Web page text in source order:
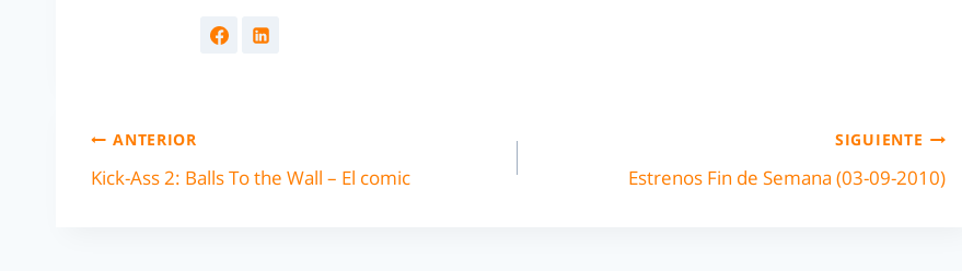
ANTERIOR
Kick-Ass 2: Balls To the Wall – El comic
SIGUIENTE
Estrenos Fin de Semana (03-09-2010)